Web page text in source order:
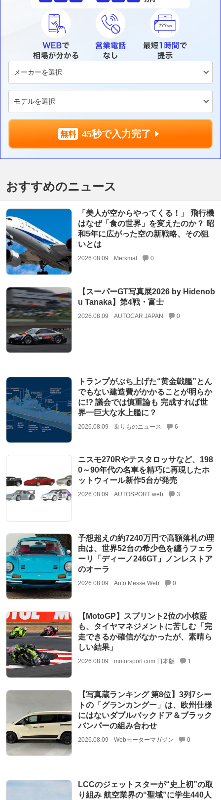
45秒で入力完了
おすすめのニュース
「美人が空からやってくる！」 飛行機
はなぜ「食の世界」を変えたのか？ 昭
和5年に広がった空の新戦略、その狙
いとは
2026.08.09 Merkmal 0
【スーパーGT写真展2026 by Hidenob
u Tanaka】第4戦・富士
2026.08.09 AUTOCAR JAPAN 0
トランプがぶち上げた“黄金戦艦”とん
でもない建造費がかかることが明らか
に!? 議会では慎重論も 完成すれば世
界一巨大な水上艦に？
2026.08.09 乗りものニュース 6
ニスモ270Rやテスタロッサなど、198
0～90年代の名車を精巧に再現したホ
ットウィール新作5台が発売
2026.08.09 AUTOSPORT web 3
予想超えの約7240万円で高額落札の理
由は、世界52台の希少色を纏うフェラ
ーリ「ディーノ246GT」ノンレストア
のオーラ
2026.08.09 Auto Messe Web 0
【MotoGP】スプリント2位の小椋藍
も、タイヤマネジメントに苦しむ「完
走できるか確信がなかったが、素晴ら
しい結果」
2026.08.09 motorsport.com 日本版 1
【写真蔵ランキング 第8位】3列7シー
トの「グランカングー」は、欧州仕様
にはないダブルバックドア＆ブラック
バンパーの組み合わせ
2026.08.09 Webモーターマガジン 0
LCCのジェットスターが“史上初”の取
り組み 航空業界の“聖域”に学生440人